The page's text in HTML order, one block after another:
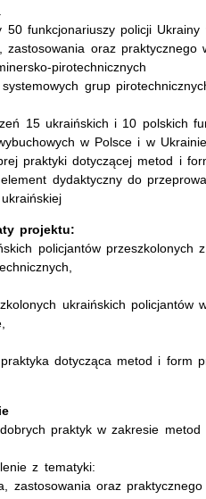
50 funkcjonariuszy policji Ukrainy
zastosowania oraz praktycznego
pirotechnicznych
grup
15 ukraińskich i 10 polskich
w Polsce i w Ukrainie
praktyki dotyczącej metod i
dydaktyczny do
projektu:
przeszkolonych z
ukraińskich policjantów w
metod i form
praktyk w zakresie
z tematyki:
zastosowania oraz